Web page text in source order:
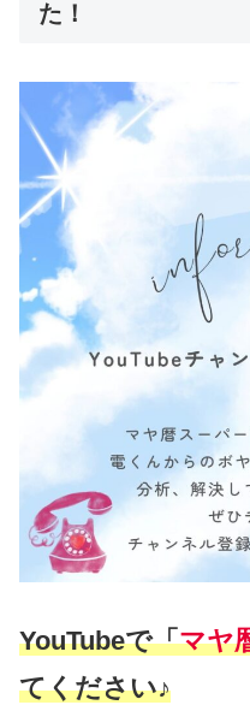
た！
YouTubeで「マヤ
てください♪